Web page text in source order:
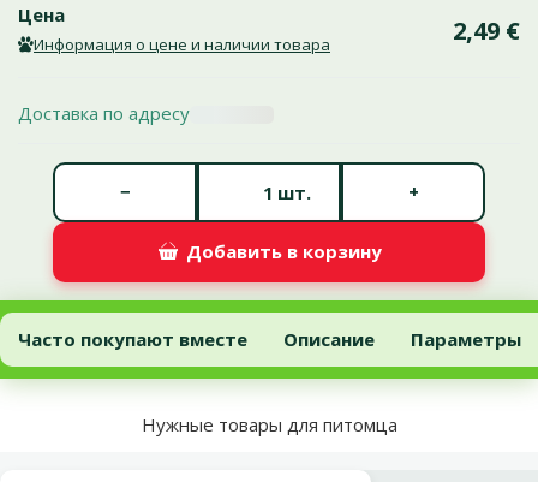
Цена
Информация о цене и наличии товара 2,49 €
Доставка по адресу
шт.
− +
Добавить в корзину
Лакомство для собак – TRIXIE Комплект косточек 8 см, 5 x 15 г
Добавить в корзину
Часто покупают вместе Описание Параметры
В начало страницы
Нужные товары для питомца